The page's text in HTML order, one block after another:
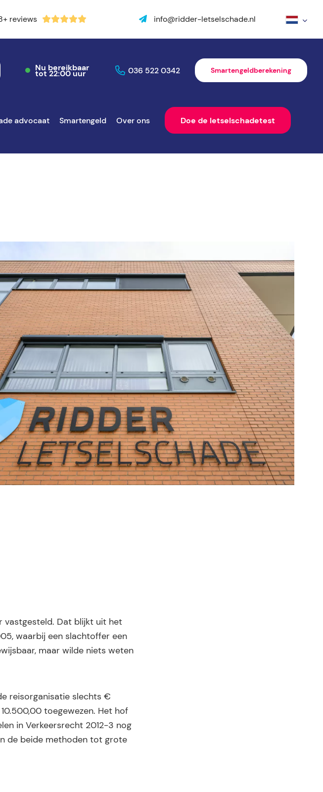
reviews info@ridder-letselschade.nl
Nu bereikbaar
tot 22:00 uur 036 522 0342 Smartengeldberekening
advocaat Smartengeld Over ons Doe de letselschadetest
vastgesteld. Dat blijkt uit het
waarbij een slachtoffer een
maar wilde niets weten
reisorganisatie slechts €
toegewezen. Het hof
in Verkeersrecht 2012-3 nog
de beide methoden tot grote